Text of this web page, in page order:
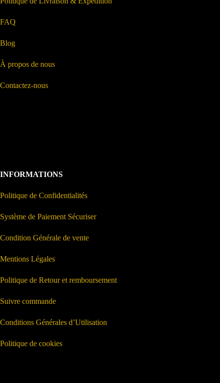
FAQ
Blog
À propos de nous
Contactez-nous
INFORMATIONS
Politique de Confidentialités
Système de Paiement Sécuriser
Condition Générale de vente
Mentions Légales
Politique de Retour et remboursement
Suivre commande
Conditions Générales d’Utilisation
Politique de cookies